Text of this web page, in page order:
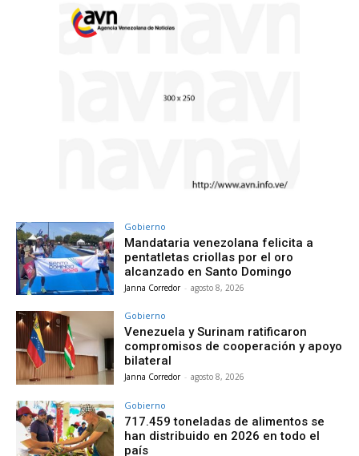
Gobierno
Mandataria venezolana felicita a
pentatletas criollas por el oro
alcanzado en Santo Domingo
Janna Corredor - agosto 8, 2026
Gobierno
Venezuela y Surinam ratificaron
compromisos de cooperación y apoyo
bilateral
Janna Corredor - agosto 8, 2026
Gobierno
717.459 toneladas de alimentos se
han distribuido en 2026 en todo el
país